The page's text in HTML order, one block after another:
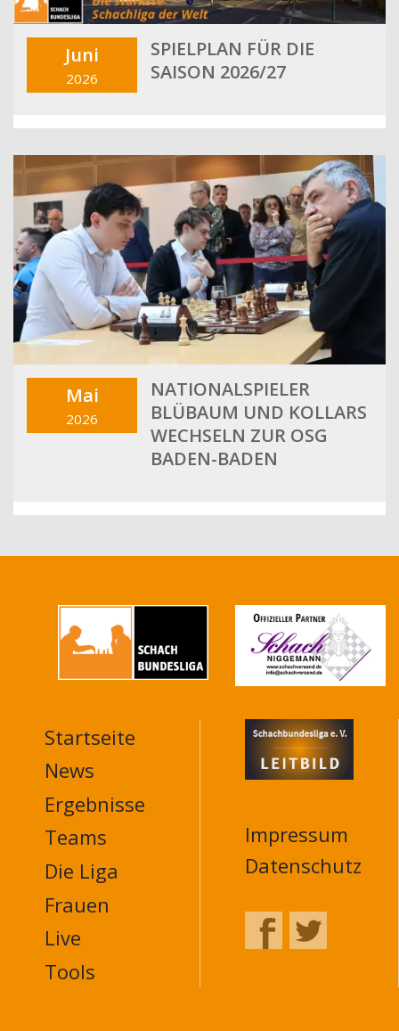
Juni
2026
SPIELPLAN FÜR DIE
SAISON 2026/27
Mai
2026
NATIONALSPIELER
BLÜBAUM UND KOLLARS
WECHSELN ZUR OSG
BADEN-BADEN
MAIN
NAVIGATION
FOOTER
Startseite
News
Ergebnisse
Teams
Die Liga
Frauen
Live
Tools
Impressum
Datenschutz